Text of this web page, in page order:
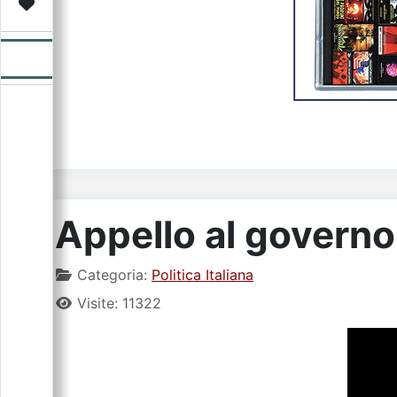
Appello al
Categoria: Politica Italiana
Visite: 11322